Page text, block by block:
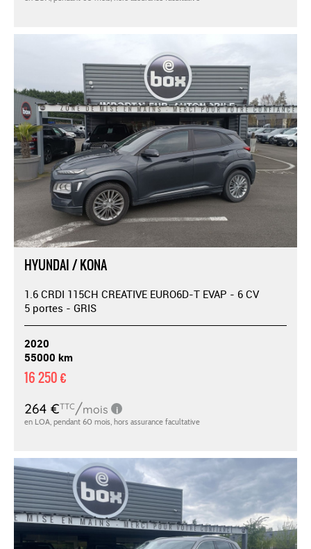
HYUNDAI / KONA
1.6 CRDI 115CH CREATIVE EURO6D-T EVAP - 6 CV
5 portes - GRIS
2020
55000 km
16 250 €